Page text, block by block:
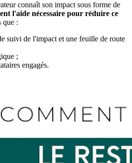
connaît son impact sous forme de
l'aide nécessaire pour réduire ce
que :
suivi de l'impact et une feuille de route
;
engagés.